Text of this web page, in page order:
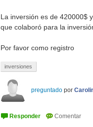
La inversión es de 420000$
que colaboró para la
Por favor como registro
inversiones
preguntado por